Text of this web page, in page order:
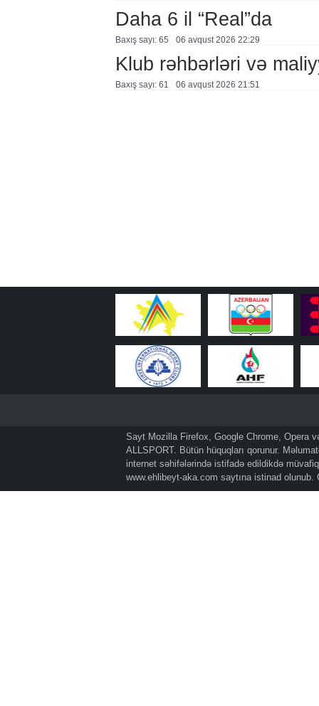
Daha 6 il “Real”da
Baxış sayı: 65 06 avqust 2026 22:29
Klub rəhbərləri və
Baxış sayı: 61 06 avqust 2026 21:51
Sayt Mozilla Firefox, Google Chrome, Opera
ALLSPORT. Bütün hüquqları qorunur.
internet səhifələrində istifadə edildikdə
www.ehlibeyt-aka.com saytına istinad olunub.